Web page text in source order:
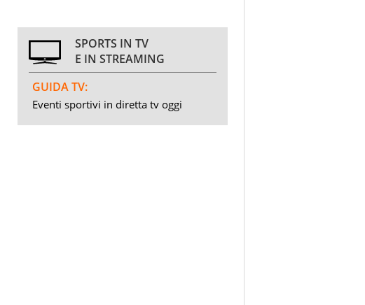
SPORTS IN TV
E IN STREAMING
GUIDA TV:
Eventi sportivi in diretta tv oggi